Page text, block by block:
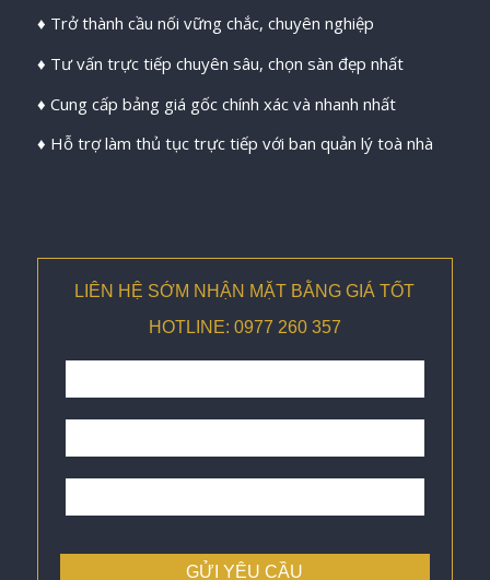
♦ Trở thành cầu nối vững chắc, chuyên nghiệp
♦ Tư vấn trực tiếp chuyên sâu, chọn sàn đẹp nhất
♦ Cung cấp bảng giá gốc chính xác và nhanh nhất
♦ Hỗ trợ làm thủ tục trực tiếp với ban quản lý toà nhà
LIÊN HỆ SỚM NHẬN MẶT BẰNG GIÁ TỐT
HOTLINE: 0977 260 357